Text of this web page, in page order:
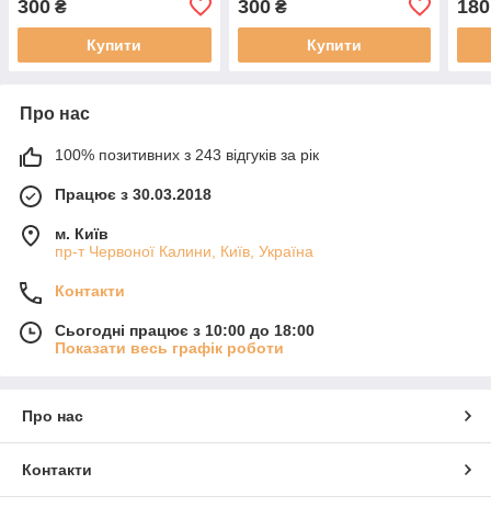
300 ₴
Купити
300₴
Купити
180
Про нас
100% позитивних з 243 відгуків за рік
Працює з 30.03.2018
м. Київ
пр-т Червоної Калини, Київ, Україна
Контакти
Сьогодні працює з 10:00 до 18:00
Показати весь графік роботи
Про нас
Контакти